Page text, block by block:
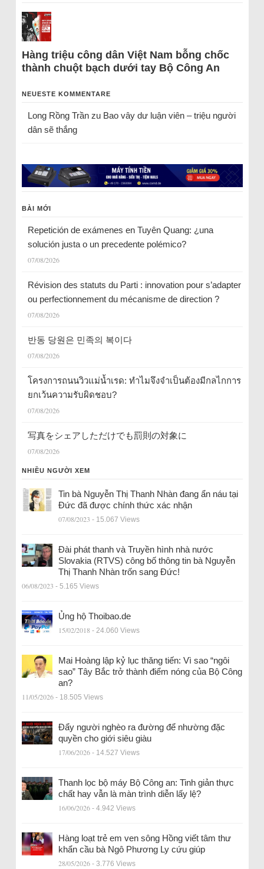
Hàng triệu công dân Việt Nam bỗng chốc
thành chuột bạch dưới tay Bộ Công An
NEUESTE KOMMENTARE
Long Rồng Trầnzu Bao vây dư luận viên – triệu người
dân sẽ thắng
BÀI MỚI
Repetición de exámenes en Tuyên Quang: ¿una
solución justa o un precedente polémico?
07/08/2026
Révision des statuts du Parti : innovation pour s’adapter
ou perfectionnement du mécanisme de direction ?
07/08/2026
반동 당원은 민족의 복이다
07/08/2026
โครงการถนนวิวแม่น้ำเรด: ทำไมจึงจำเป็นต้องมีกลไกการ
ยกเว้นความรับผิดชอบ?
07/08/2026
写真をシェアしただけでも罰則の対象に
07/08/2026
NHIỀU NGƯỜI XEM
Tin bà Nguyễn Thị Thanh Nhàn đang ẩn náu tại
Đức đã được chính thức xác nhận
07/08/2023 - 15.067 Views
Đài phát thanh và Truyền hình nhà nước
Slovakia (RTVS) công bố thông tin bà Nguyễn
Thị Thanh Nhàn trốn sang Đức!
06/08/2023 - 5.165 Views
Ủng hộ Thoibao.de
15/02/2018 - 24.060 Views
Mai Hoàng lập kỷ lục thăng tiến: Vì sao “ngôi
sao” Tây Bắc trở thành điểm nóng của Bộ Công
an?
11/05/2026 - 18.505 Views
Đẩy người nghèo ra đường để nhường đặc
quyền cho giới siêu giàu
17/06/2026 - 14.527 Views
Thanh lọc bộ máy Bộ Công an: Tinh giản thực
chất hay vẫn là màn trình diễn lấy lệ?
16/06/2026 - 4.942 Views
Hàng loạt trẻ em ven sông Hồng viết tâm thư
khẩn cầu bà Ngô Phương Ly cứu giúp
28/05/2026 - 3.776 Views